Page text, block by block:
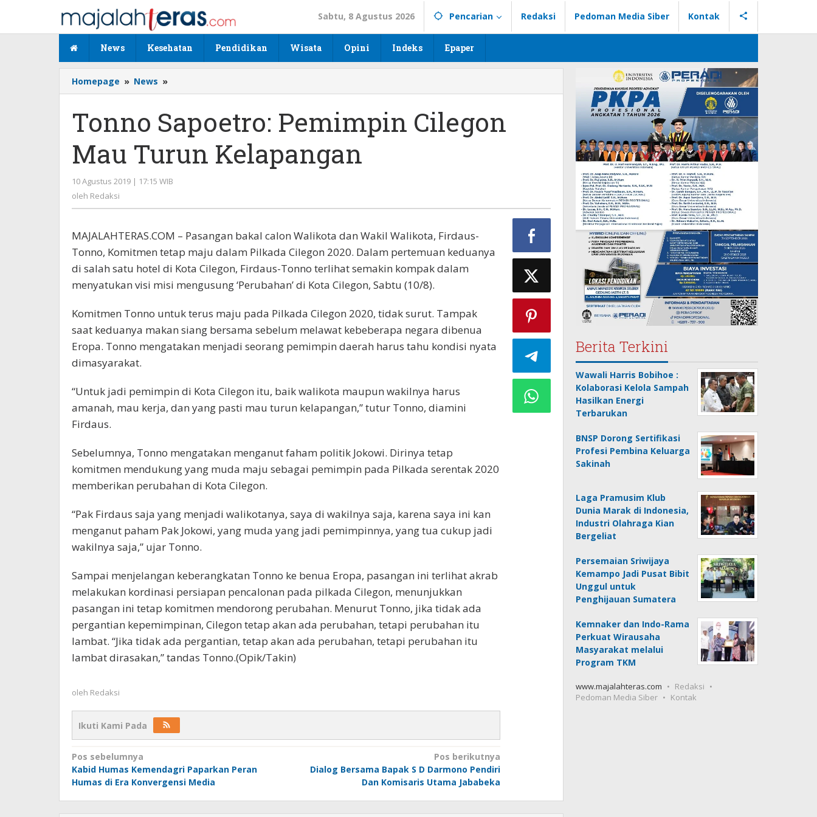
konten
Sabtu, 8 Agustus 2026 Pencarian Redaksi Pedoman Media Siber Kontak
News Kesehatan Pendidikan Wisata Opini Indeks Epaper
Homepage » News »
Sapoetro:
Cilegon
Mau
Kelapangan
Tonno Sapoetro: Pemimpin Cilegon
Mau Turun Kelapangan
10 Agustus 2019 | 17:15 WIB
oleh Redaksi
MAJALAHTERAS.COM – Pasangan bakal calon Walikota dan Wakil Walikota, Firdaus-
Tonno, Komitmen tetap maju dalam Pilkada Cilegon 2020. Dalam pertemuan keduanya
di salah satu hotel di Kota Cilegon, Firdaus-Tonno terlihat semakin kompak dalam
menyatukan visi misi mengusung ‘Perubahan’ di Kota Cilegon, Sabtu (10/8).
Komitmen Tonno untuk terus maju pada Pilkada Cilegon 2020, tidak surut. Tampak
saat keduanya makan siang bersama sebelum melawat kebeberapa negara dibenua
Eropa. Tonno mengatakan menjadi seorang pemimpin daerah harus tahu kondisi nyata
dimasyarakat.
“Untuk jadi pemimpin di Kota Cilegon itu, baik walikota maupun wakilnya harus
amanah, mau kerja, dan yang pasti mau turun kelapangan,” tutur Tonno, diamini
Firdaus.
Sebelumnya, Tonno mengatakan menganut faham politik Jokowi. Dirinya tetap
komitmen mendukung yang muda maju sebagai pemimpin pada Pilkada serentak 2020
memberikan perubahan di Kota Cilegon.
“Pak Firdaus saja yang menjadi walikotanya, saya di wakilnya saja, karena saya ini kan
menganut paham Pak Jokowi, yang muda yang jadi pemimpinnya, yang tua cukup jadi
wakilnya saja,” ujar Tonno.
Sampai menjelangan keberangkatan Tonno ke benua Eropa, pasangan ini terlihat akrab
melakukan kordinasi persiapan pencalonan pada pilkada Cilegon, menunjukkan
pasangan ini tetap komitmen mendorong perubahan. Menurut Tonno, jika tidak ada
pergantian kepemimpinan, Cilegon tetap akan ada perubahan, tetapi perubahan itu
lambat. “Jika tidak ada pergantian, tetap akan ada perubahan, tetapi perubahan itu
lambat dirasakan,” tandas Tonno.(Opik/Takin)
oleh Redaksi
Ikuti Kami Pada
Navigasi
pos
Pos sebelumnya
Kabid Humas Kemendagri Paparkan Peran
Humas di Era Konvergensi Media
Pos berikutnya
Dialog Bersama Bapak S D Darmono Pendiri
Dan Komisaris Utama Jababeka
Berita Terkini
Wawali Harris Bobihoe :
Kolaborasi Kelola Sampah
Hasilkan Energi
Terbarukan
BNSP Dorong Sertifikasi
Profesi Pembina Keluarga
Sakinah
Laga Pramusim Klub
Dunia Marak di Indonesia,
Industri Olahraga Kian
Bergeliat
Persemaian Sriwijaya
Kemampo Jadi Pusat Bibit
Unggul untuk
Penghijauan Sumatera
Kemnaker dan Indo-Rama
Perkuat Wirausaha
Masyarakat melalui
Program TKM
www.majalahteras.com
Redaksi
Pedoman Media Siber
Kontak